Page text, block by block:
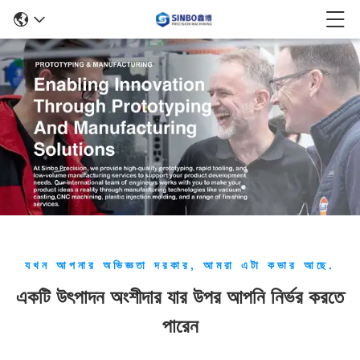
যখন আপনার অভিজ্ঞতা দরকার, আমরা এটা কভার আছে.
একটি উৎপাদন অংশীদার যার উপর আপনি নির্ভর করতে
পারেন